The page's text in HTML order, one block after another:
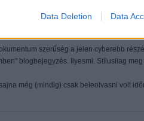
functionality and fraud
Data Deletion Data
szerűség a jelen cyberebb
blogbejegyzés. Ilyesmi. Stílusilag
még (mindig) csak beleolvasni volt